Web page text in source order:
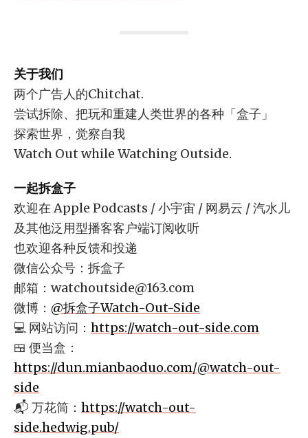
关于我们
两个广告人的Chitchat.
尝试拆除、把玩和重建人类世界的各种「盒子」
探索世界，觉察自我
Watch Out while Watching Outside.
一起拆盒子
欢迎在 Apple Podcasts / 小宇宙 / 网易云 / 汽水儿
及其他泛用型播客客户端订阅收听
也欢迎各种反馈和投递
微信公众号：拆盒子
邮箱： watchoutside@163.com
微博： @拆盒子Watch-Out-Side
💻 网站访问： https://watch-out-side.com
🍱 便当盒：
https://dun.mianbaoduo.com/@watch-out-
side
📬 万花筒： https://watch-out-
side.hedwig.pub/